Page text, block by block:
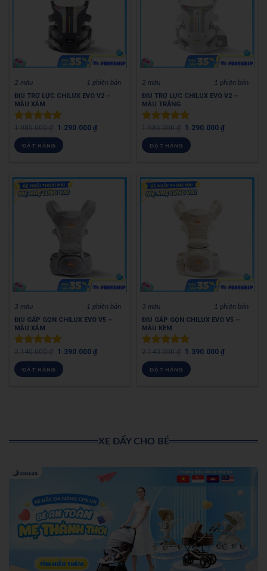
2 màu 1 phiên bản
ĐỊU TRỢ LỰC CHILUX EVO V2 –
MÀU XÁM
Được xếp
hạng5.00
5 sao
1.985.000₫ 1.290.000 ₫
ĐẶT HÀNG
2 màu 1 phiên bản
ĐỊU TRỢ LỰC CHILUX EVO V2 –
MÀU TRẮNG
Được xếp
hạng5.00
5 sao
1.985.000₫ 1.290.000 ₫
ĐẶT HÀNG
3 màu 1 phiên bản
ĐỊU GẤP GỌN CHILUX EVO V5 –
MÀU XÁM
Được xếp
hạng5.00
5 sao
2.140.000₫ 1.390.000 ₫
ĐẶT HÀNG
3 màu 1 phiên bản
ĐỊU GẤP GỌN CHILUX EVO V5 –
MÀU KEM
Được xếp
hạng5.00
5 sao
2.140.000₫ 1.390.000 ₫
ĐẶT HÀNG
XE ĐẨY CHO BÉ